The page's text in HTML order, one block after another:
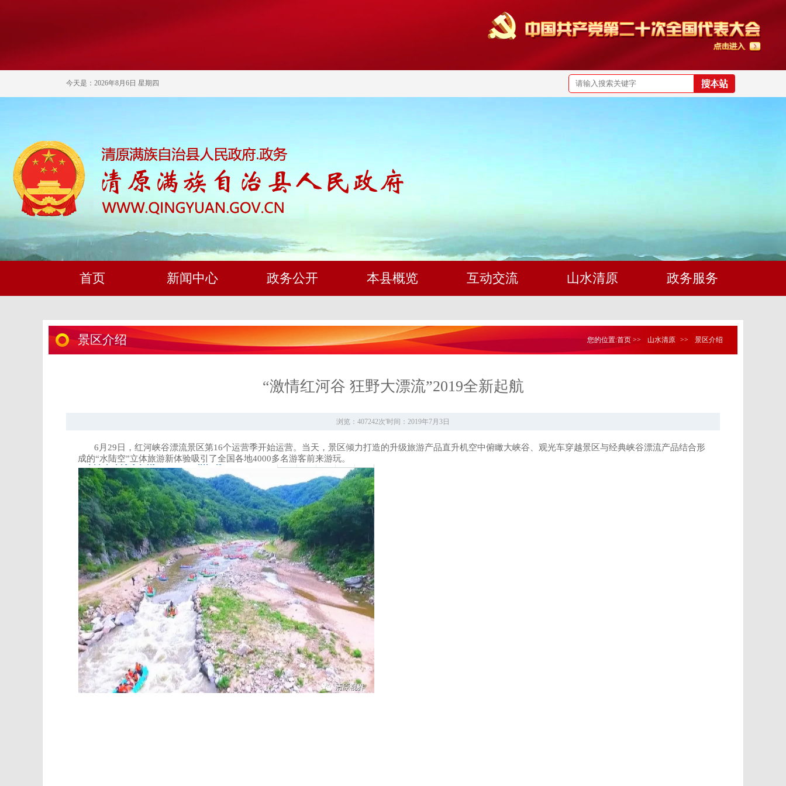
今天是：2026年8月6日 星期四
首页 新闻中心 政务公开 本县概览 互动交流 山水清原 政务服务
景区介绍 您的位置:首页 >> 山水清原 >> 景区介绍
“激情红河谷 狂野大漂流”2019全新起航
浏览：407242次'时间：2019年7月3日
6 月 29日 ，红河峡谷漂流景区第16个运营季开始运营。当天，景区倾力打造的升级旅游产品直升机空中俯瞰大峡谷、观光车穿越景区与经典峡谷漂流产品结合形
成的“水陆空”立体旅游新体验吸引了全国各地4000多名游客前来游玩。